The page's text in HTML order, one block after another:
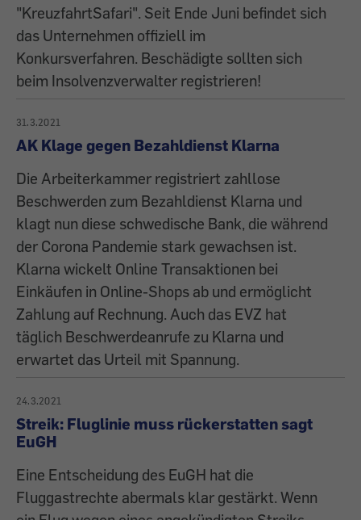
"KreuzfahrtSafari". Seit Ende Juni befindet sich
das Unternehmen offiziell im
Konkursverfahren. Beschädigte sollten sich
beim Insolvenzverwalter registrieren!
31.3.2021
AK Klage gegen Bezahldienst Klarna
Die Arbeiterkammer registriert zahllose
Beschwerden zum Bezahldienst Klarna und
klagt nun diese schwedische Bank, die während
der Corona Pandemie stark gewachsen ist.
Klarna wickelt Online Transaktionen bei
Einkäufen in Online-Shops ab und ermöglicht
Zahlung auf Rechnung. Auch das EVZ hat
täglich Beschwerdeanrufe zu Klarna und
erwartet das Urteil mit Spannung.
24.3.2021
Streik: Fluglinie muss rückerstatten sagt
EuGH
Eine Entscheidung des EuGH hat die
Fluggastrechte abermals klar gestärkt. Wenn